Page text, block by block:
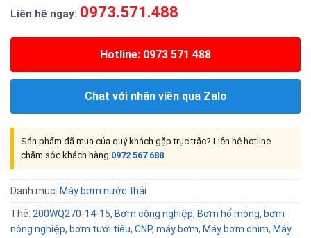
Liên hệ ngay: 0973.571.488
Hotline: 0973 571 488
Chat với nhân viên qua Zalo
Sản phẩm đã mua của quý khách gặp trục trặc? Liên hệ hotline
chăm sóc khách hàng 0972 567 688
Danh mục: Máy bơm nước thải
Thẻ: 200WQ270-14-15, Bơm công nghiệp, Bơm hố móng, bơm
nông nghiệp, bơm tưới tiêu, CNP, máy bơm, Máy bơm chìm, Máy